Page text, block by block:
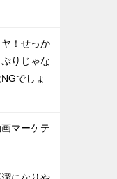
！せっか
りじゃな
でしょ
マーケテ